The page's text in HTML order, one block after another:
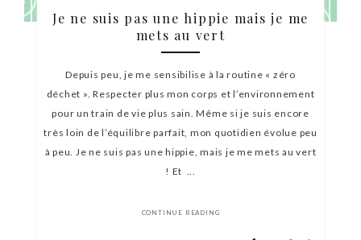
Je ne suis pas une hippie mais je me
mets au vert
Depuis peu, je me sensibilise à la routine « zéro
déchet ». Respecter plus mon corps et l’environnement
pour un train de vie plus sain. Même si je suis encore
très loin de l’équilibre parfait, mon quotidien évolue peu
à peu. Je ne suis pas une hippie, mais je me mets au vert
! Et ...
CONTINUE READING